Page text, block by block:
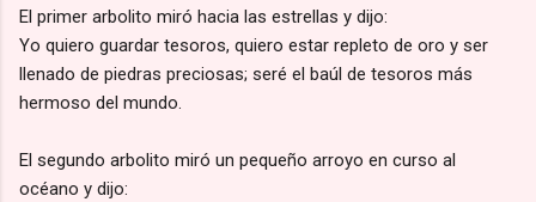
El primer arbolito miró hacia las estrellas y dijo:
Yo quiero guardar tesoros, quiero estar repleto de oro y ser
llenado de piedras preciosas; seré el baúl de tesoros más
hermoso del mundo.
El segundo arbolito miró un pequeño arroyo en curso al
océano y dijo: